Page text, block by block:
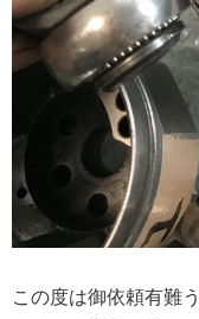
この度は御依頼有難